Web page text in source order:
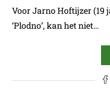
Voor Jarno Hoftijzer (19
‘Plodno’, kan het niet…